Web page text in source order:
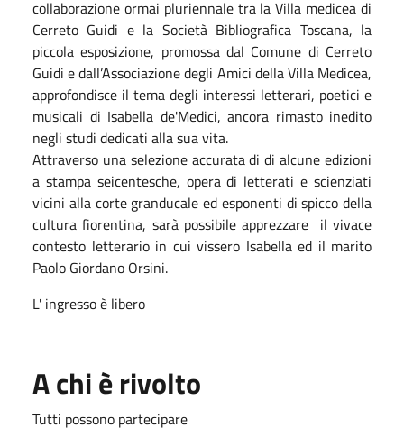
collaborazione ormai pluriennale tra la Villa medicea di
Cerreto Guidi e la Società Bibliografica Toscana, la
piccola esposizione, promossa dal Comune di Cerreto
Guidi e dall’Associazione degli Amici della Villa Medicea,
approfondisce il tema degli interessi letterari, poetici e
musicali di Isabella de'Medici, ancora rimasto inedito
negli studi dedicati alla sua vita.
Attraverso una selezione accurata di di alcune edizioni
a stampa seicentesche, opera di letterati e scienziati
vicini alla corte granducale ed esponenti di spicco della
cultura fiorentina, sarà possibile apprezzare il vivace
contesto letterario in cui vissero Isabella ed il marito
Paolo Giordano Orsini.
L' ingresso è libero
A chi è rivolto
Tutti possono partecipare